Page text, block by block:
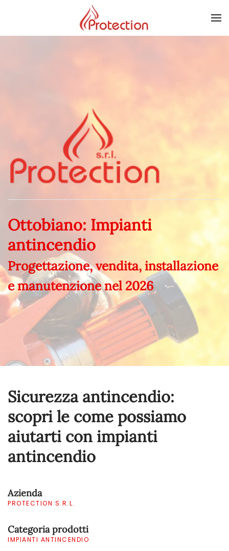
Skip to main content
Ottobiano: Impianti
antincendio
Progettazione, vendita, installazione
e manutenzione nel 2026
Sicurezza antincendio:
scopri le come possiamo
aiutarti con impianti
antincendio
Azienda
PROTECTION S.R.L.
Categoria prodotti
IMPIANTI ANTINCENDIO